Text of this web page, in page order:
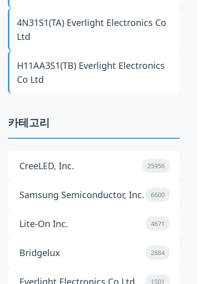
4N31S1(TA) Everlight Electronics Co
Ltd
H11AA3S1(TB) Everlight Electronics
Co Ltd
카테고리
CreeLED, Inc. 25956
Samsung Semiconductor, Inc. 6600
Lite-On Inc. 4671
Bridgelux 2884
Everlight Electronics Co Ltd 1501